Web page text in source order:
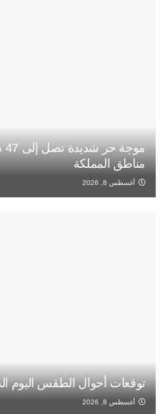
مناطق المملكة
أغسطس 8, 2026
توقعات أحوال الطقس اليوم
أغسطس 8, 2026